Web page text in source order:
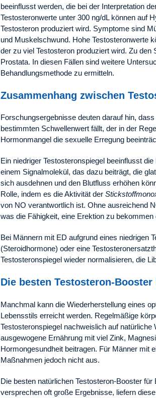
beeinflusst werden, die bei der Interpretation
Testosteronwerte unter 300 ng/dL können auf
Testosteron produziert wird. Symptome sind
und Muskelschwund. Hohe Testosteronwerte
der zu viel Testosteron produziert wird. Zu
Prostata. In diesen Fällen sind weitere
Behandlungsmethode zu ermitteln.
Zusammenhang zwischen
Forschungsergebnisse deuten darauf hin,
bestimmten Schwellenwert fällt, der in der
Hormonmangel die sexuelle Erregung
Ein niedriger Testosteronspiegel beeinflusst
einem Signalmolekül, das dazu beiträgt, die
sich ausdehnen und den Blutfluss erhöhen
Rolle, indem es die Aktivität der
von NO verantwortlich ist. Ohne ausreichend
was die Fähigkeit, eine Erektion zu
Bei Männern mit ED aufgrund eines niedrigen
(Steroidhormone) oder eine
Testosteronspiegel wieder normalisieren, die
Die besten Testosteron-Booster
Manchmal kann die Wiederherstellung eines
Lebensstils erreicht werden. Regelmäßige
Testosteronspiegel nachweislich auf
ausgewogene Ernährung mit viel Zink,
Hormongesundheit beitragen. Für Männer mit
Maßnahmen jedoch nicht aus.
Die besten natürlichen Testosteron-Booster
versprechen oft große Ergebnisse, liefern